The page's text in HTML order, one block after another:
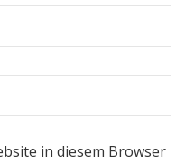
in diesem Browser